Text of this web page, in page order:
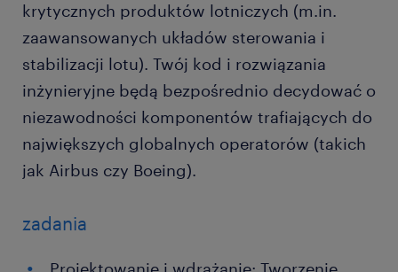
krytycznych produktów lotniczych (m.in.
zaawansowanych układów sterowania i
stabilizacji lotu). Twój kod i rozwiązania
inżynieryjne będą bezpośrednio decydować o
niezawodności komponentów trafiających do
największych globalnych operatorów (takich
jak Airbus czy Boeing).
zadania